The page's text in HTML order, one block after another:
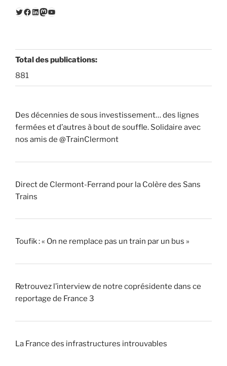
Twitter
Facebook
LinkedIn
Mastodon
YouTube
Total des publications:
881
Des décennies de sous investissement… des lignes
fermées et d’autres à bout de souffle. Solidaire avec
nos amis de @TrainClermont
Direct de Clermont-Ferrand pour la Colère des Sans
Trains
Toufik : « On ne remplace pas un train par un bus »
Retrouvez l’interview de notre coprésidente dans ce
reportage de France 3
La France des infrastructures introuvables